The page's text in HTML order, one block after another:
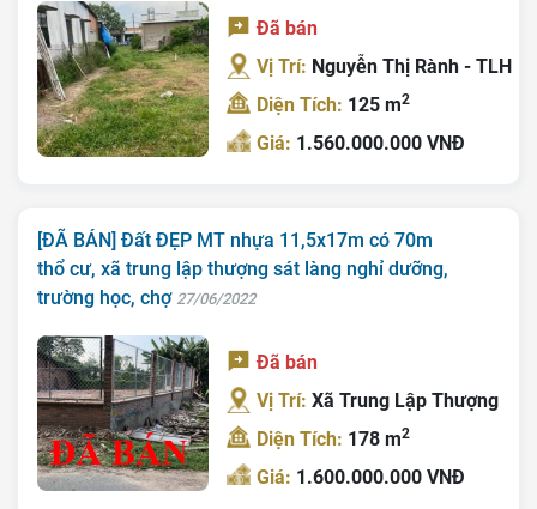
Đã bán
Vị Trí: Nguyễn Thị Rành - TLH
Diện Tích: 125 m2
Giá: 1.560.000.000 VNĐ
[ĐÃ BÁN] Đất ĐẸP MT nhựa 11,5x17m có 70m
thổ cư, xã trung lập thượng sát làng nghỉ dưỡng,
trường học, chợ 27/06/2022
Đã bán
Vị Trí:Xã Trung Lập Thượng
Diện Tích: 178 m2
Giá: 1.600.000.000 VNĐ